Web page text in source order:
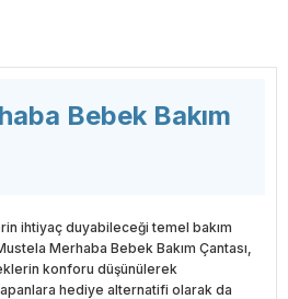
Bebek Bakım
ihtiyaç duyabileceği temel bakım
Merhaba Bebek Bakım Çantası,
konforu düşünülerek
hediye alternatifi olarak da